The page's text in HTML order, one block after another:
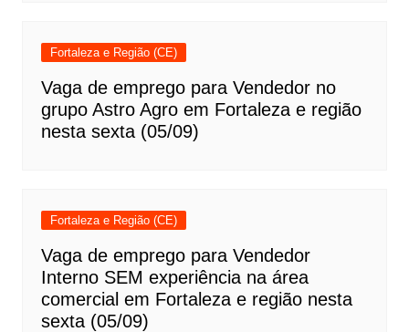
Fortaleza e Região (CE)
Vaga de emprego para Vendedor no
grupo Astro Agro em Fortaleza e região
nesta sexta (05/09)
Fortaleza e Região (CE)
Vaga de emprego para Vendedor
Interno SEM experiência na área
comercial em Fortaleza e região nesta
sexta (05/09)